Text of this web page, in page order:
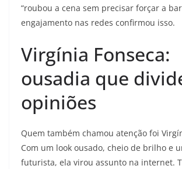
“roubou a cena sem precisar forçar a
engajamento nas redes confirmou isso.
Virgínia Fonseca:
ousadia que
opiniões
Quem também chamou atenção foi
Com um look ousado, cheio de brilho e
futurista, ela virou assunto na internet.